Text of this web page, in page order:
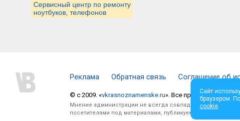
Сервисный центр по ремонту
ноутбуков, телефонов
Реклама Обратная связь Соглашение об
© c 2009. «vkrasnoznamenske.ru». Все права защищены.
Мнение администрации не всегда совпадает с мнением
посетителями под материалами, публикуемыми на сайте.
Сайт
браузером.
cookie.